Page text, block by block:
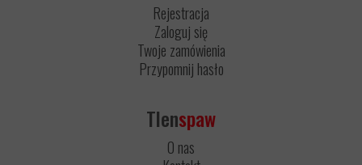
Rejestracja
Zaloguj się
Twoje zamówienia
Przypomnij hasło
Tlenspaw
O nas